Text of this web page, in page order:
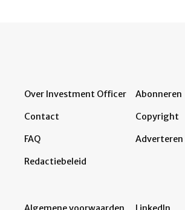
Over Investment Officer
Contact
FAQ
Redactiebeleid
Abonneren
Copyright
Adverteren